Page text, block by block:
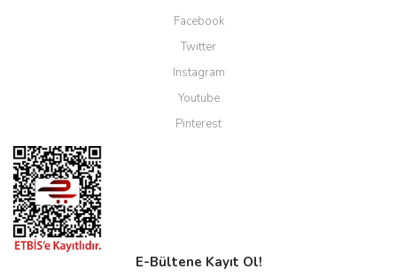
Facebook
Twitter
Instagram
Youtube
Pinterest
E-Bültene Kayıt Ol!